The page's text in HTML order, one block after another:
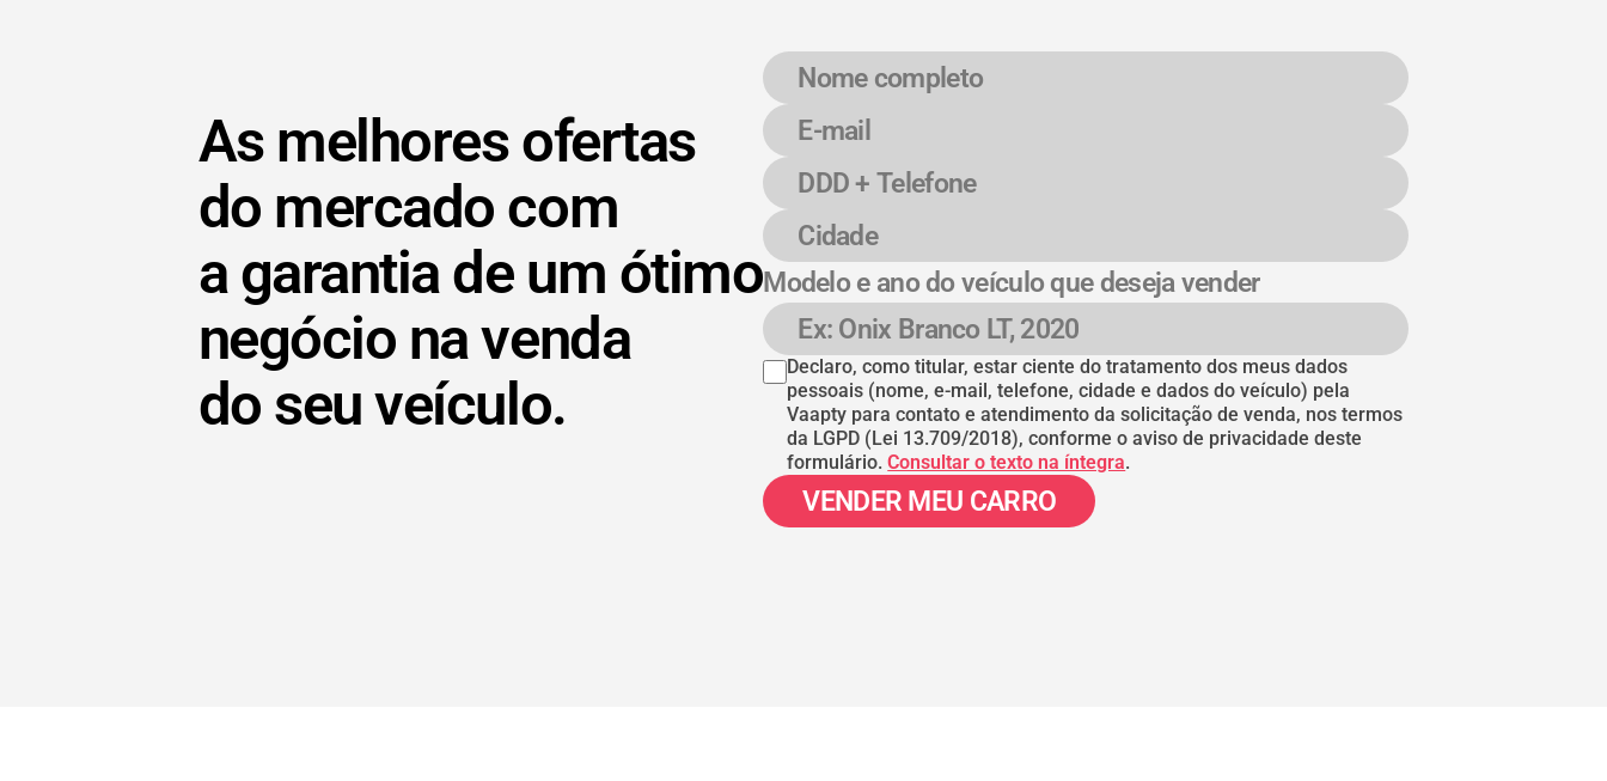
As melhores ofertas
do mercado com
a garantia de um ótimo
negócio na venda
do seu veículo.
Nome completo
E-mail
DDD + Telefone
Cidade
Modelo e ano do veículo que deseja vender
Modelo e ano do veículo
Declaro, como titular, estar ciente do tratamento dos meus dados
pessoais (nome, e-mail, telefone, cidade e dados do veículo) pela
Vaapty para contato e atendimento da solicitação de venda, nos termos
da LGPD (Lei 13.709/2018), conforme o aviso de privacidade deste
formulário. Consultar o texto na íntegra.
VENDER MEU CARRO